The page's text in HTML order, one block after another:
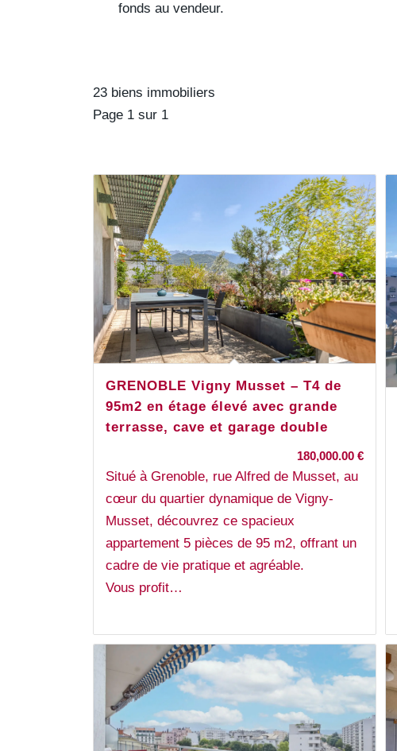
fonds au vendeur.
23 biens immobiliers
Page 1 sur 1
GRENOBLE Vigny Musset – T4 de
95m2 en étage élevé avec grande
terrasse, cave et garage double
180,000.00€
Situé à Grenoble, rue Alfred de Musset, au
cœur du quartier dynamique de Vigny-
Musset, découvrez ce spacieux
appartement 5 pièces de 95 m2, offrant un
cadre de vie pratique et agréable.
Vous profit…